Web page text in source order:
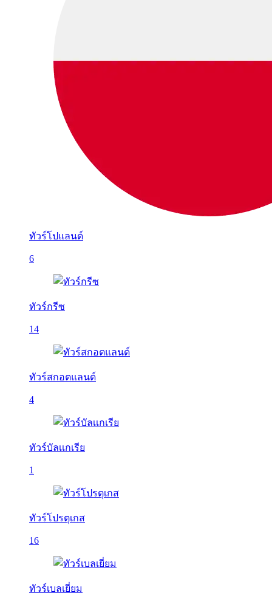
ทัวร์โปแลนด์
6
ทัวร์กรีซ
14
ทัวร์สกอตแลนด์
4
ทัวร์บัลเเกเรีย
1
ทัวร์โปรตุเกส
16
ทัวร์เบลเยี่ยม